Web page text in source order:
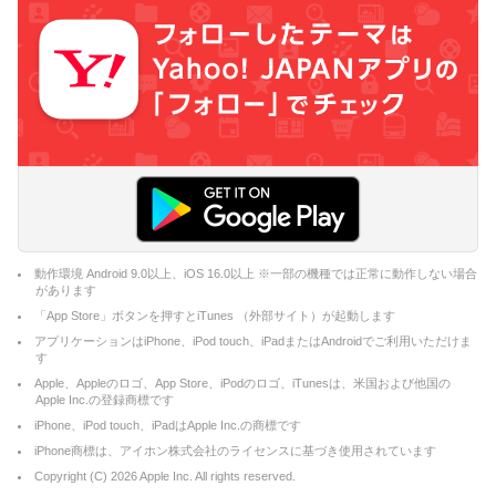
動作環境 Android 9.0以上、iOS 16.0以上 ※一部の機種では正常に動作しない場合
があります
「App Store」ボタンを押すとiTunes （外部サイト）が起動します
アプリケーションはiPhone、iPod touch、iPadまたはAndroidでご利用いただけま
す
Apple、Appleのロゴ、App Store、iPodのロゴ、iTunesは、米国および他国の
Apple Inc.の登録商標です
iPhone、iPod touch、iPadはApple Inc.の商標です
iPhone商標は、アイホン株式会社のライセンスに基づき使用されています
Copyright (C) 2026Apple Inc. All rights reserved.